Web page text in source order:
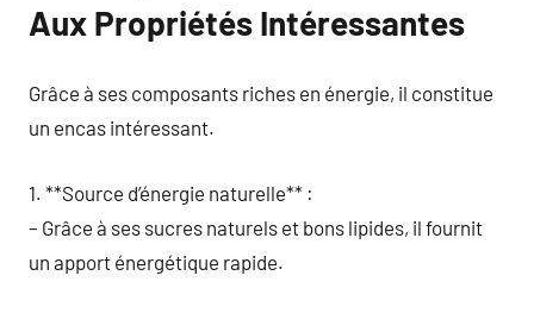
Aux Propriétés Intéressantes
Grâce à ses composants riches en énergie, il constitue
un encas intéressant.
1. **Source d’énergie naturelle** :
– Grâce à ses sucres naturels et bons lipides, il fournit
un apport énergétique rapide.